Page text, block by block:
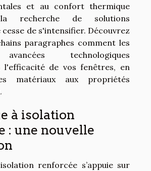
et au confort thermique
la recherche de solutions
de s'intensifier. Découvrez
paragraphes comment les
technologiques
de vos fenêtres, en
matériaux aux propriétés
à isolation
: une nouvelle
renforcée s’appuie sur